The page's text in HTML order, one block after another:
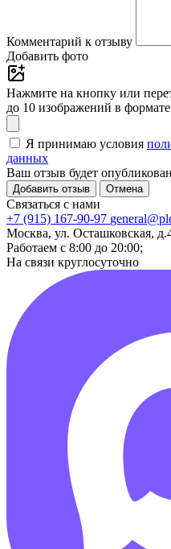
Комментарий к отзыву
Добавить фото
Нажмите на кнопку или
до 10 изображений в
Я принимаю условия
данных
Ваш отзыв будет
Добавить отзыв Отмена
Связаться с нами
+7 (915) 167-90-97
Москва, ул. Осташковская,
Работаем с 8:00 до 20:00;
На связи круглосуточно